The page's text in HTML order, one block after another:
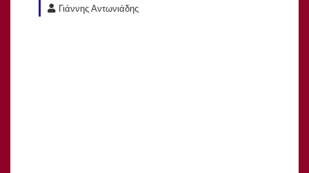
Γιάννης Αντωνιάδης